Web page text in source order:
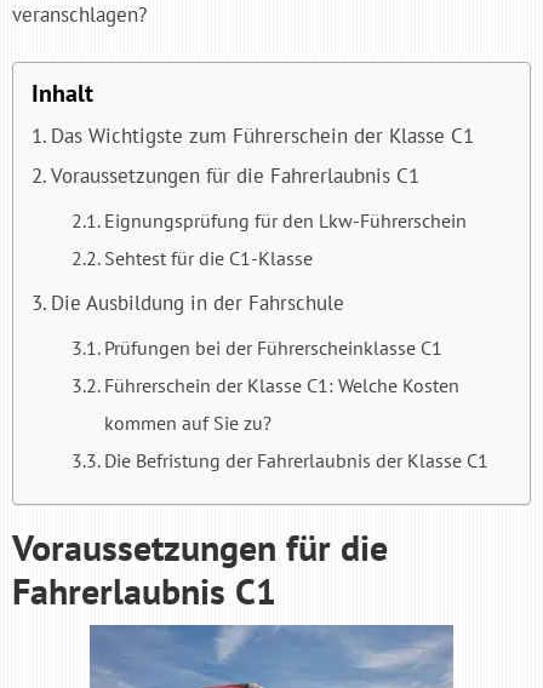
veranschlagen?
Inhalt
Das Wichtigste zum Führerschein der Klasse C1
Voraussetzungen für die Fahrerlaubnis C1
Eignungsprüfung für den Lkw-Führerschein
Sehtest für die C1-Klasse
Die Ausbildung in der Fahrschule
Prüfungen bei der Führerscheinklasse C1
Führerschein der Klasse C1: Welche Kosten
kommen auf Sie zu?
Die Befristung der Fahrerlaubnis der Klasse C1
Voraussetzungen für die
Fahrerlaubnis C1